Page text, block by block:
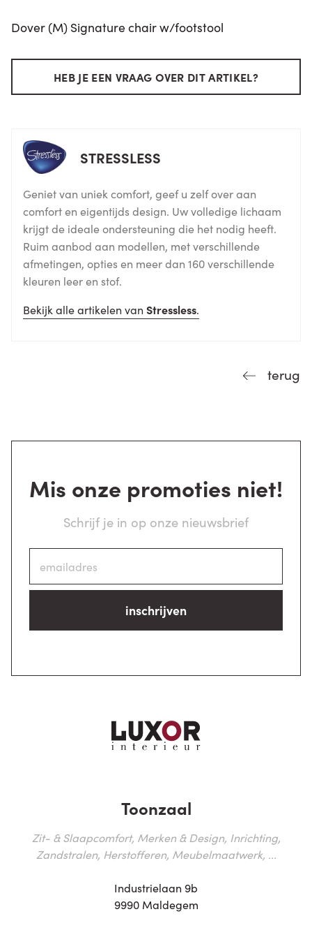
Dover (M) Signature chair w/footstool
HEB JE EEN VRAAG OVER DIT ARTIKEL?
STRESSLESS
Geniet van uniek comfort, geef u zelf over aan
comfort en eigentijds design. Uw volledige lichaam
krijgt de ideale ondersteuning die het nodig heeft.
Ruim aanbod aan modellen, met verschillende
afmetingen, opties en meer dan 160 verschillende
kleuren leer en stof.
Bekijk alle artikelen van Stressless.
terug
Mis onze promoties niet!
Schrijf je in op onze nieuwsbrief
inschrijven
Toonzaal
Zit- & Slaapcomfort, Merken & Design, Inrichting,
Zandstralen, Herstofferen, Meubelmaatwerk, ...
Industrielaan 9b
9990 Maldegem